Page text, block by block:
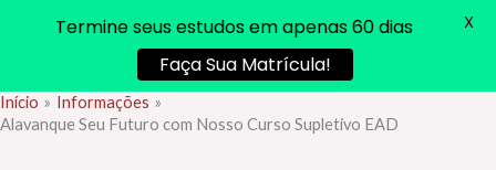
Ir
para
Início
Informações
Alavanque Seu Futuro com Nosso Curso Supletivo EAD
Termine seus estudos em apenas 60 dias
Faça Sua Matrícula!
X